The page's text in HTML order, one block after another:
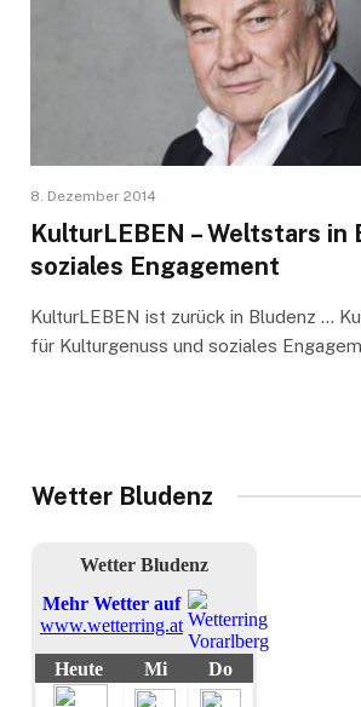
8. Dezember 2014
KulturLEBEN – Weltstars in
soziales Engagement
KulturLEBEN ist zurück in Bludenz …
für Kulturgenuss und soziales
Wetter Bludenz